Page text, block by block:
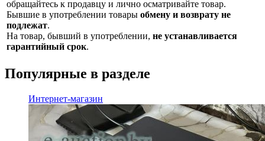
обращайтесь к продавцу и лично осматривайте товар.
Бывшие в употреблении товары обмену и возврату не
подлежат.
На товар, бывший в употреблении, не устанавливается
гарантийный срок.
Популярные в разделе
Интернет-магазин